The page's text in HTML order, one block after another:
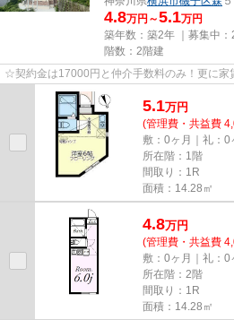
4.8万円～5.1万円
築年数：築2年 ｜募集中：
階数：2階建
☆契約金は17000円と仲介手数料のみ！更に
5.1万円
(管理費・共益費
敷：0ヶ月｜礼：0
所在階：1階
間取り：1R
面積：14.28㎡
4.8万円
(管理費・共益費
敷：0ヶ月｜礼：0
所在階：2階
間取り：1R
面積：14.28㎡